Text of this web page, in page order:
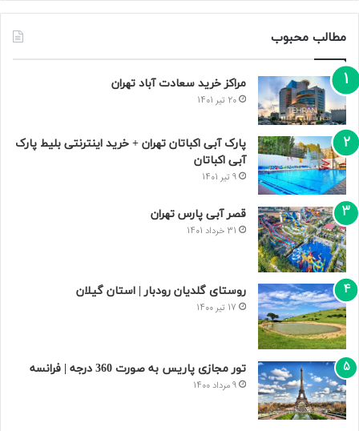
مطالب محبوب
مراکز خرید سعادت‌ آباد تهران
20 تیر 1401
پارک آبی اکباتان تهران + خرید اینترنتی بلیط پارک
آبی اکباتان
9 تیر 1401
قصر آبی پارس تهران
31 خرداد 1401
روستای گلدیان رودبار | استان گیلان
17 تیر 1400
تور مجازی پاریس به صورت 360 درجه | فرانسه
9 مرداد 1400